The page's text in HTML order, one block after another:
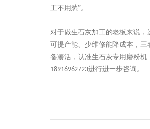
工不用愁”。
对于做生石灰加工的老板来说，
可提产能、少维修能降成本，
备凑活，认准生石灰专用磨粉
18916962723进行进一步咨询。